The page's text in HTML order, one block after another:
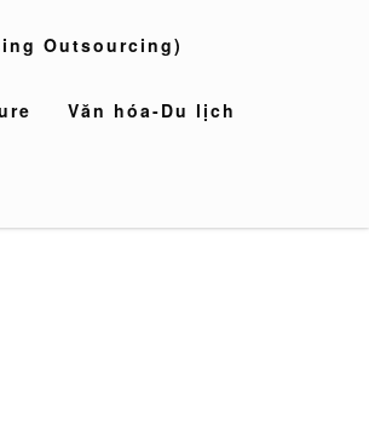
Outsourcing)
Văn hóa-Du lịch